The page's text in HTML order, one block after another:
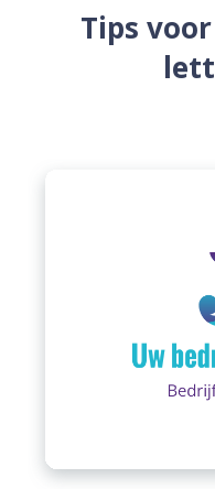
Tips